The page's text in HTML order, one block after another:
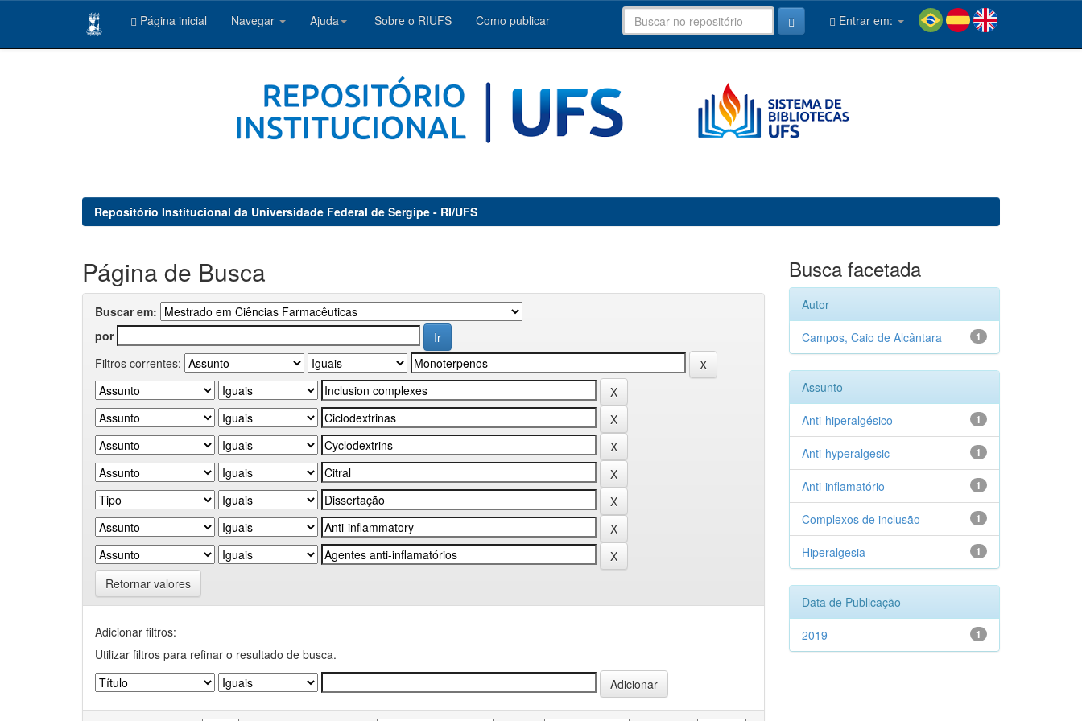
Página inicial Navegar Ajuda Sobre o RIUFS Como publicar Entrar em:
Repositório Institucional da Universidade Federal de Sergipe - RI/UFS
Página de Busca
Buscar em:
por
Filtros correntes:
Retornar valores
Adicionar filtros:
Utilizar filtros para refinar o resultado de busca.
Busca facetada
Autor
1
Campos, Caio de Alcântara
Assunto
1
Anti-hiperalgésico
1
Anti-hyperalgesic
1
Anti-inflamatório
1
Complexos de inclusão
1
Hiperalgesia
Data de Publicação
1
2019